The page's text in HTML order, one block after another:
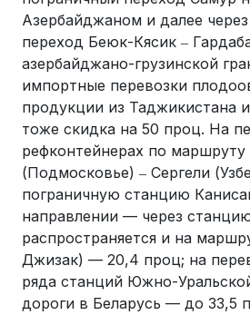
Азербайджаном и далее
переход Беюк-Кясик ‒
азербайджано-грузинской
импортные перевозки
продукции из Таджикистана
тоже скидка на 50 проц. На
рефконтейнерах по маршруту
(Подмосковье) ‒ Сергели
пограничную станцию
направлении — через
распространяется и на
Джизак) — 20,4 проц; на
ряда станций Южно-
дороги в Беларусь — до 33,5